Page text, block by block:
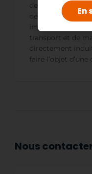
de 5 ‰ de votre
de cette limite,
impôts sur les 5
transport et de
directement
faire l’objet
Nous
En